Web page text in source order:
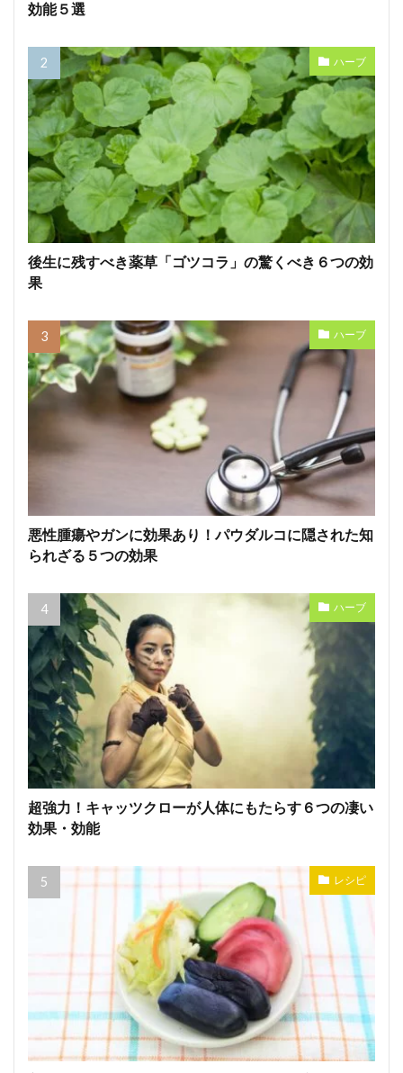
効能５選
ハーブ
後生に残すべき薬草「ゴツコラ」の驚くべき６つの効
果
ハーブ
悪性腫瘍やガンに効果あり！パウダルコに隠された知
られざる５つの効果
ハーブ
超強力！キャッツクローが人体にもたらす６つの凄い
効果・効能
レシピ